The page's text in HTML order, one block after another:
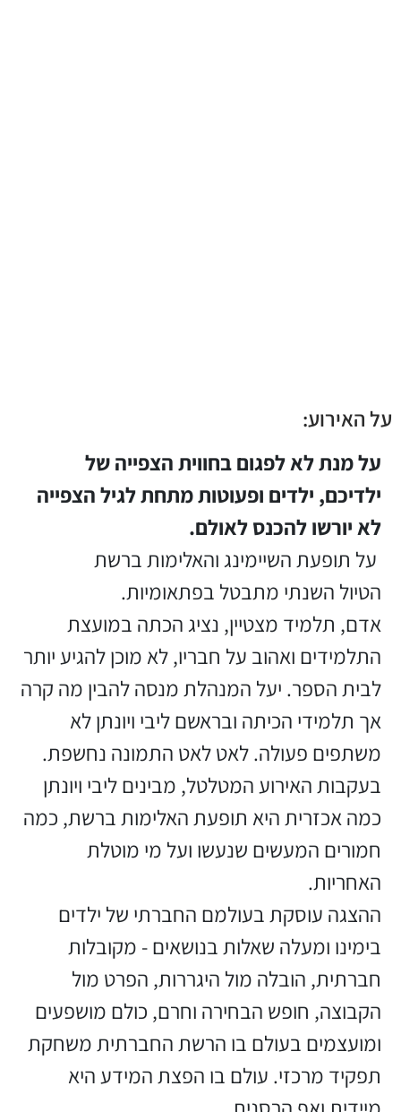
על האירוע:
על מנת לא לפגום בחווית הצפייה של
ילדיכם, ילדים ופעוטות מתחת לגיל הצפייה
לא יורשו להכנס לאולם.
על תופעת השיימינג והאלימות ברשת
הטיול השנתי מתבטל בפתאומיות.
אדם, תלמיד מצטיין, נציג הכתה במועצת
התלמידים ואהוב על חבריו, לא מוכן להגיע יותר
לבית הספר. יעל המנהלת מנסה להבין מה קרה
אך תלמידי הכיתה ובראשם ליבי ויונתן לא
משתפים פעולה. לאט לאט התמונה נחשפת.
בעקבות האירוע המטלטל, מבינים ליבי ויונתן
כמה אכזרית היא תופעת האלימות ברשת, כמה
חמורים המעשים שנעשו ועל מי מוטלת
האחריות.
ההצגה עוסקת בעולמם החברתי של ילדים
בימינו ומעלה שאלות בנושאים - מקובלות
חברתית, הובלה מול היגררות, הפרט מול
הקבוצה, חופש הבחירה וחרם, כולם מושפעים
ומועצמים בעולם בו הרשת החברתית משחקת
תפקיד מרכזי. עולם בו הפצת המידע היא